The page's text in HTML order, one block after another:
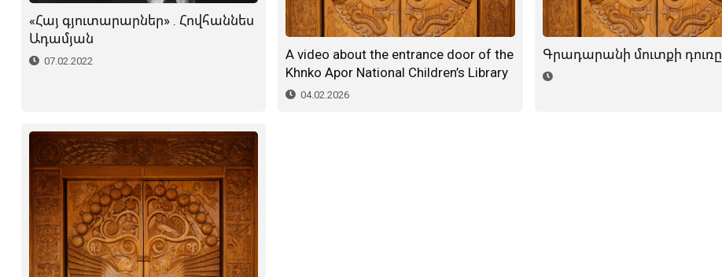
«Հայ գյուտարարներ» . Հովհաննես
Ադամյան
07.02.2022
A video about the entrance door of the
Khnko Apor National Children’s Library
04.02.2026
Գրադարանի մուտքի դուռը